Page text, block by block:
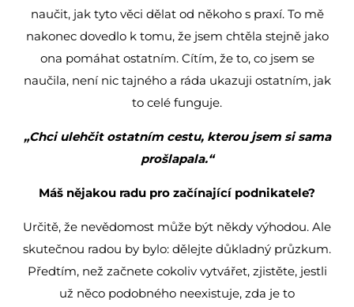
naučit, jak tyto věci dělat od někoho s praxí. To mě
nakonec dovedlo k tomu, že jsem chtěla stejně jako
ona pomáhat ostatním. Cítím, že to, co jsem se
naučila, není nic tajného a ráda ukazuji ostatním, jak
to celé funguje.
„Chci ulehčit ostatním cestu, kterou jsem si sama
prošlapala.“
Máš nějakou radu pro začínající podnikatele?
Určitě, že nevědomost může být někdy výhodou. Ale
skutečnou radou by bylo: dělejte důkladný průzkum.
Předtím, než začnete cokoliv vytvářet, zjistěte, jestli
už něco podobného neexistuje, zda je to